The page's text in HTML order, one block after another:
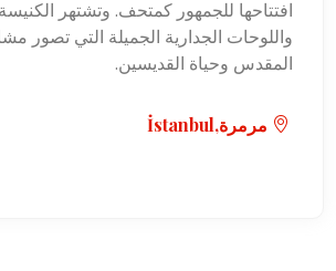
افتتاحها للجمهور كمتحف. وتشتهر
واللوحات الجدارية الجميلة التي تصور
المقدس وحياة القديسين.
مرمرة,İstanbul